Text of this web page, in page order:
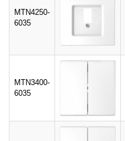
MTN4250-
6035
MTN3400-
6035